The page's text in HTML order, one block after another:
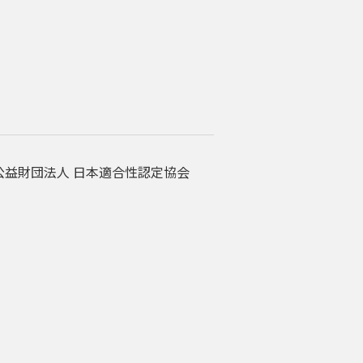
財団法人 日本適合性認定協会